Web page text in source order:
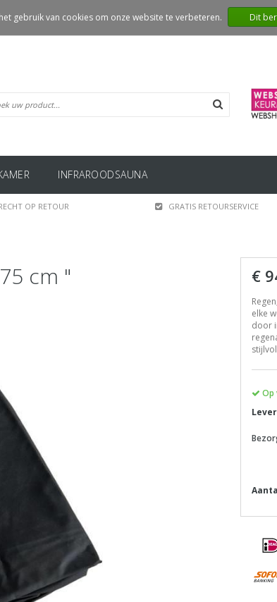
INFRAROODSAUNA
OP RETOUR GRATIS RETOURSERVICE
cm " €
elke
door
Op
gebruik van cookies om onze website te verbeteren. Dit